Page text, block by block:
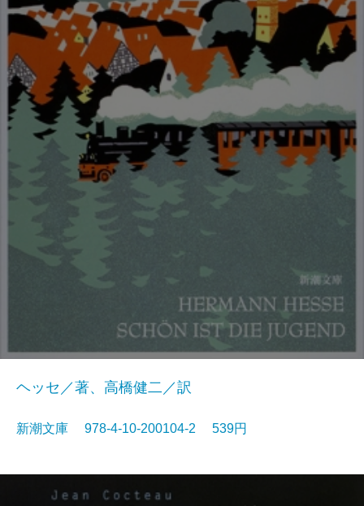
ヘッセ／著、高橋健二／訳
新潮文庫 978-4-10-200104-2 539円